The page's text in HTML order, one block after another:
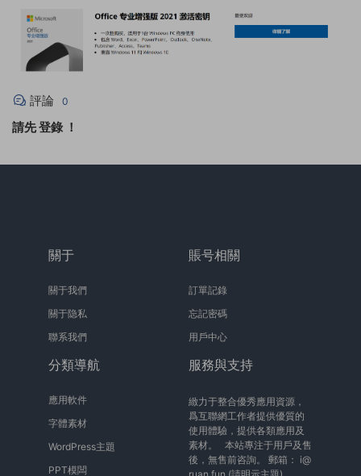
評論 0
請先登錄 ！
關于
關于我們
關于隐私
聯系我們
賬号相關
訂單記錄
忘記密碼
用戶中心
分類導航
應用軟件
字體素材
WordPress主題
PPT模闆
服務與支持
緻力于整合優秀應用資源，
爲互聯網工作者提供優質的
使用體驗，提供各類應用及
素材。 本站專注于用戶及售
後，無售前咨詢。 郵箱： i@